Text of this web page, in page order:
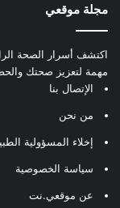
مجلة موقعي
اكتشف أسرار الصحة
مهمة لتعزيز صحتك
الإتصال بنا
من نحن
إخلاء المسؤولية
سياسة الخصوصية
عن موقعي.نت